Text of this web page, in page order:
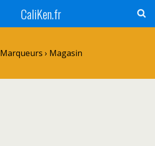
CaliKen.fr
Marqueurs › Magasin